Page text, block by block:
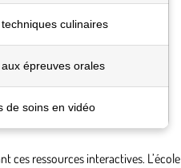
culinaires
épreuves orales
de soins en vidéo
ces ressources interactives. L’école